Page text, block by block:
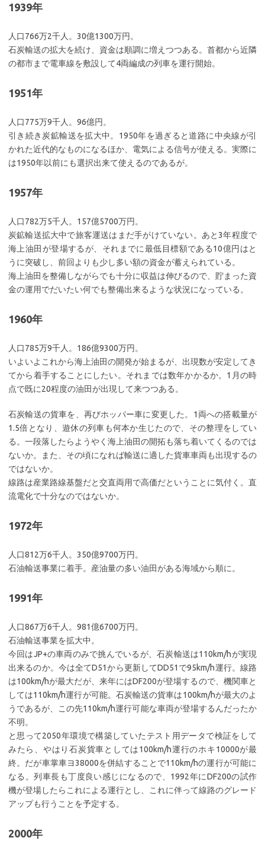
1939年
人口766万2千人。30億1300万円。
石炭輸送の拡大を続け、資金は順調に増えつつある。首都から近隣
の都市まで電車線を敷設して4両編成の列車を運行開始。
1951年
人口775万9千人。96億円。
引き続き炭鉱輸送を拡大中。1950年を過ぎると道路に中央線が引
かれた近代的なものになるほか、電気による信号が使える。実際に
は1950年以前にも選択出来て使えるのであるが。
1957年
人口782万5千人。157億5700万円。
炭鉱輸送拡大中で旅客運送はまだ手がけていない。あと3年程度で
海上油田が登場するが、それまでに最低目標額である10億円はと
うに突破し、前回よりも少し多い額の資金が蓄えられている。
海上油田を整備しながらでも十分に収益は伸びるので、貯まった資
金の運用でだいたい何でも整備出来るような状況になっている。
1960年
人口785万9千人。186億9300万円。
いよいよこれから海上油田の開発が始まるが、出現数が安定してき
てから着手することにしたい。それまでは数年かかるか。1月の時
点で既に20程度の油田が出現して来つつある。
石炭輸送の貨車を、再びホッパー車に変更した。1両への搭載量が
1.5倍となり、遊休の列車も何本か生じたので、その整理をしてい
る。一段落したらようやく海上油田の開拓も落ち着いてくるのでは
ないか。また、その頃になれば輸送に適した貨車車両も出現するの
ではないか。
線路は産業路線基盤だと交直両用で高価だということに気付く。直
流電化で十分なのではないか。
1972年
人口812万6千人。350億9700万円。
石油輸送事業に着手。産油量の多い油田がある海域から順に。
1991年
人口867万6千人。981億6700万円。
石油輸送事業を拡大中。
今回はJP+の車両のみで挑んでいるが、石炭輸送は110km/hが実現
出来るのか。今は全てD51から更新してDD51で95km/h運行。線路
は100km/hが最大だが、来年にはDF200が登場するので、機関車と
しては110km/h運行が可能。石炭輸送の貨車は100km/hが最大のよ
うであるが、この先110km/h運行可能な車両が登場するんだったか
不明。
と思って2050年環境で構築していたテスト用データで検証をして
みたら、やはり石炭貨車としては100km/h運行のホキ10000が最
終。だが車掌車ヨ38000を併結することで110km/hの運行が可能に
なる。列車長も丁度良い感じになるので、1992年にDF200の試作
機が登場したらこれによる運行とし、これに伴って線路のグレード
アップも行うことを予定する。
2000年